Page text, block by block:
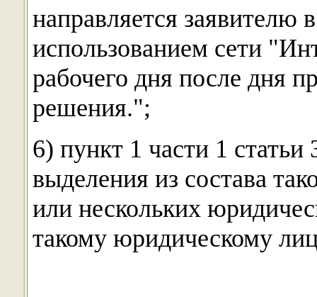
направляется заявителю
использованием сети
рабочего дня после дня
решения.";
6) пункт 1 части 1
выделения из состава
или нескольких
такому юридическому